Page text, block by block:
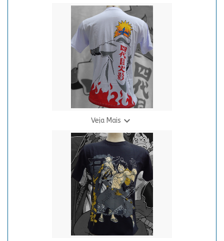
Camiseta JoJo Bizarre Adventure - Jotaro
3 X R$ 24,94
Veja Mais 
Camiseta N.A.R. - Flash Amarelo
R$ 69,90
3 X R$ 24,94